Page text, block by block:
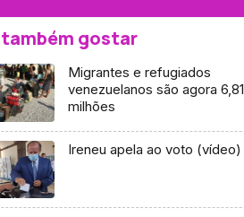
gostar
Migrantes e refugiados
venezuelanos são agora 6,81
milhões
Ireneu apela ao voto (vídeo)